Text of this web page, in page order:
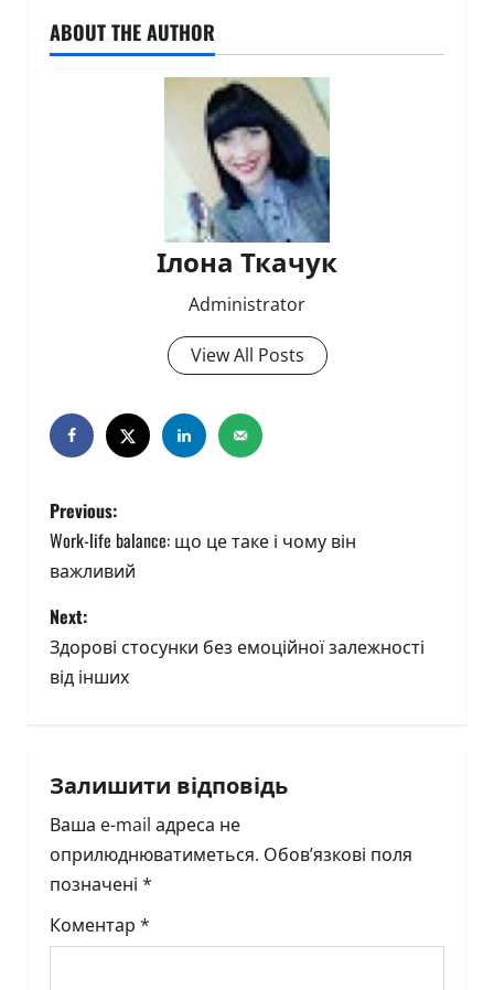
ABOUT THE AUTHOR
Ілона Ткачук
Administrator
View All Posts
P
o
s
t
n
v
i
g
a
t
Previous:
Work-life balance: що це таке і чому він
важливий
Next:
Здорові стосунки без емоційної залежності
від інших
Залишити відповідь
Ваша e-mail адреса не
оприлюднюватиметься. Обов’язкові поля
позначені *
Коментар *